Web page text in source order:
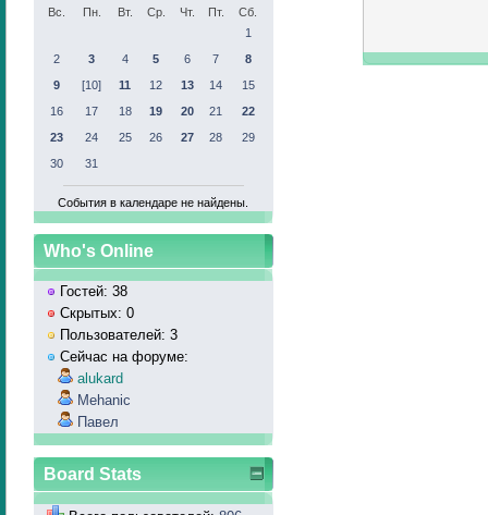
Вс.
Пн. Вт. Ср. Чт. Пт.
Сб.
1
2
3 4 5 6 7
8
9
[10] 11 12 13 14
15
16
17 18 19 20 21
22
23
24 25 26 27 28
29
30
31
События в календаре не найдены.
Who's Online
Гостей: 38
Скрытых: 0
Пользователей: 3
Сейчас на форуме:
alukard
Mehanic
Павел
Board Stats